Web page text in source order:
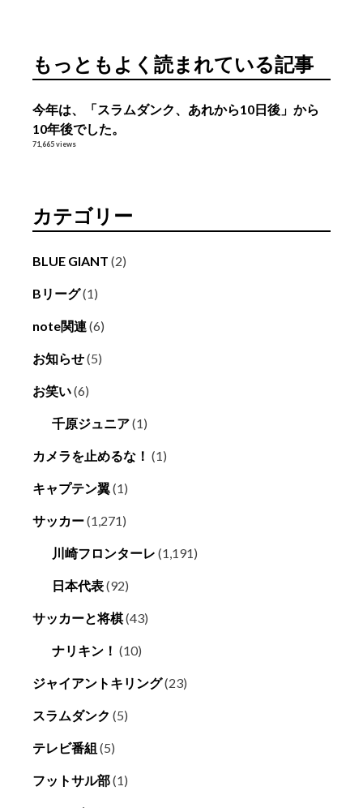
ブ
もっともよく読まれている記事
今年は、「スラムダンク、あれから10日後」から
10年後でした。
71,665 views
カテゴリー
BLUE GIANT (2)
Bリーグ(1)
note関連(6)
お知らせ(5)
お笑い(6)
千原ジュニア(1)
カメラを止めるな！ (1)
キャプテン翼 (1)
サッカー(1,271)
川崎フロンターレ (1,191)
日本代表(92)
サッカーと将棋(43)
ナリキン！ (10)
ジャイアントキリング(23)
スラムダンク (5)
テレビ番組 (5)
フットサル部(1)